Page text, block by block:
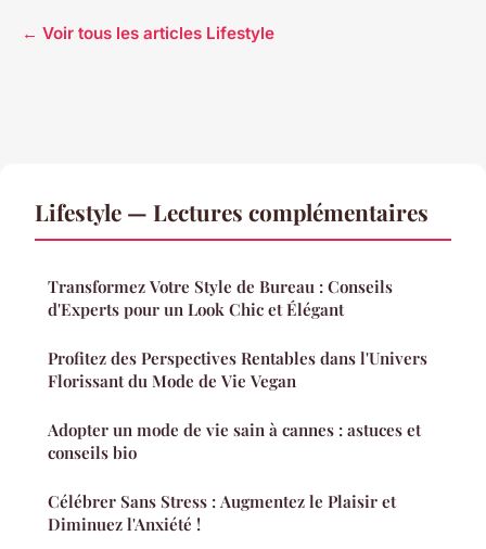
← Voir tous les articles Lifestyle
Lifestyle — Lectures complémentaires
Transformez Votre Style de Bureau : Conseils
d'Experts pour un Look Chic et Élégant
Profitez des Perspectives Rentables dans l'Univers
Florissant du Mode de Vie Vegan
Adopter un mode de vie sain à cannes : astuces et
conseils bio
Célébrer Sans Stress : Augmentez le Plaisir et
Diminuez l'Anxiété !